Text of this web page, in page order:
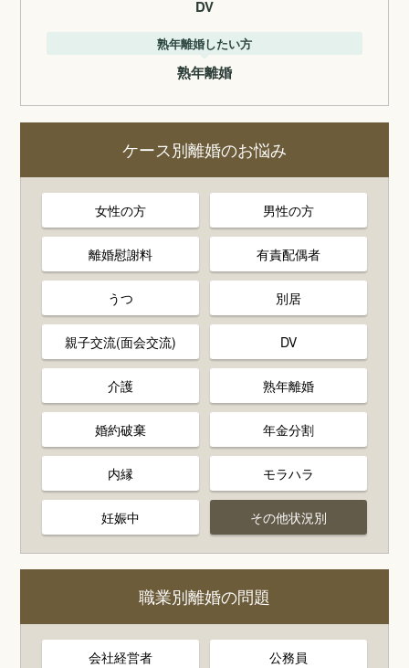
DV
熟年離婚したい方
熟年離婚
ケース別離婚のお悩み
女性の方 男性の方
離婚慰謝料 有責配偶者
うつ 別居
親子交流(面会交流) DV
介護 熟年離婚
婚約破棄 年金分割
内縁 モラハラ
妊娠中 その他状況別
職業別離婚の問題
会社経営者 公務員